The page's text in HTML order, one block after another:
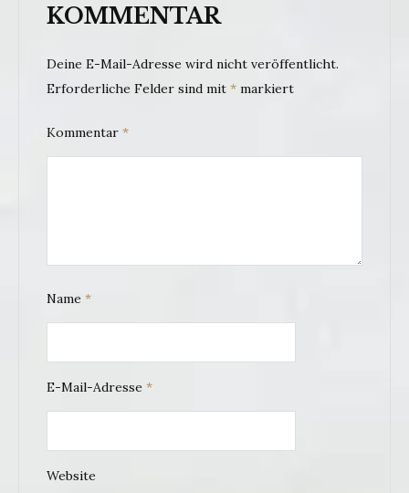
KOMMENTAR
Deine E-Mail-Adresse wird nicht veröffentlicht.
Erforderliche Felder sind mit * markiert
Kommentar *
Name *
E-Mail-Adresse *
Website